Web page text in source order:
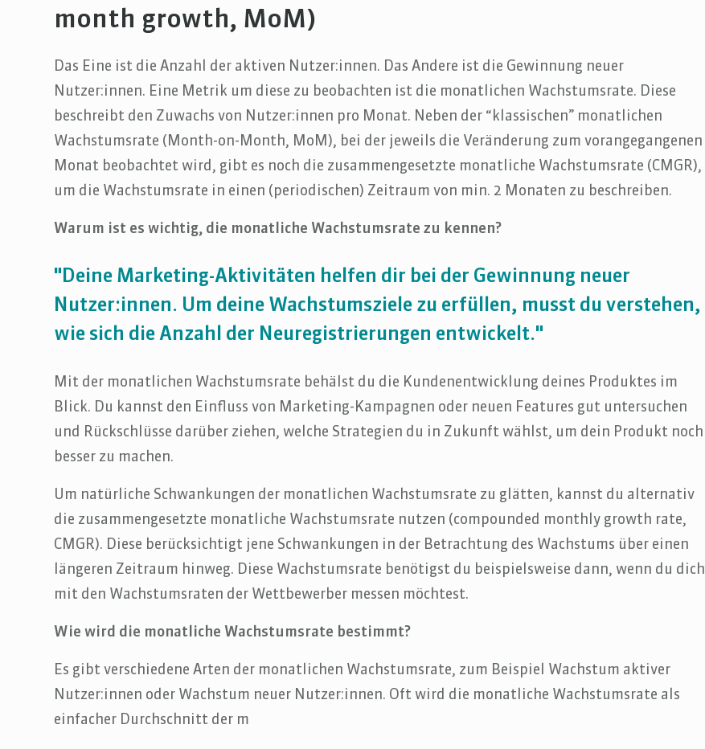
month growth, MoM)
Das Eine ist die Anzahl der aktiven Nutzer:innen. Das Andere ist die Gewinnung neuer
Nutzer:innen. Eine Metrik um diese zu beobachten ist die monatlichen Wachstumsrate. Diese
beschreibt den Zuwachs von Nutzer:innen pro Monat. Neben der “klassischen” monatlichen
Wachstumsrate (Month-on-Month, MoM), bei der jeweils die Veränderung zum vorangegangenen
Monat beobachtet wird, gibt es noch die zusammengesetzte monatliche Wachstumsrate (CMGR),
um die Wachstumsrate in einen (periodischen) Zeitraum von min. 2 Monaten zu beschreiben.
Warum ist es wichtig, die monatliche Wachstumsrate zu kennen?
"Deine Marketing-Aktivitäten helfen dir bei der Gewinnung neuer
Nutzer:innen. Um deine Wachstumsziele zu erfüllen, musst du verstehen,
wie sich die Anzahl der Neuregistrierungen entwickelt."
Mit der monatlichen Wachstumsrate behälst du die Kundenentwicklung deines Produktes im
Blick. Du kannst den Einfluss von Marketing-Kampagnen oder neuen Features gut untersuchen
und Rückschlüsse darüber ziehen, welche Strategien du in Zukunft wählst, um dein Produkt noch
besser zu machen.
Um natürliche Schwankungen der monatlichen Wachstumsrate zu glätten, kannst du alternativ
die zusammengesetzte monatliche Wachstumsrate nutzen (compounded monthly growth rate,
CMGR). Diese berücksichtigt jene Schwankungen in der Betrachtung des Wachstums über einen
längeren Zeitraum hinweg. Diese Wachstumsrate benötigst du beispielsweise dann, wenn du dich
mit den Wachstumsraten der Wettbewerber messen möchtest.
Wie wird die monatliche Wachstumsrate bestimmt?
Es gibt verschiedene Arten der monatlichen Wachstumsrate, zum Beispiel Wachstum aktiver
Nutzer:innen oder Wachstum neuer Nutzer:innen. Oft wird die monatliche Wachstumsrate als
einfacher Durchschnitt der m